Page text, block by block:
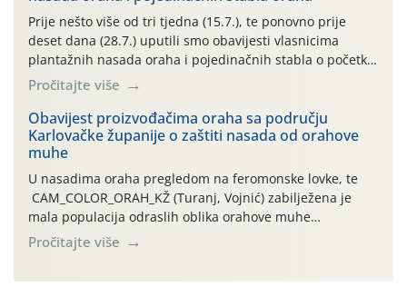
najviše temperature […]
Prije nešto više od tri tjedna (15.7.), te ponovno prije
deset dana (28.7.) uputili smo obavijesti vlasnicima
plantažnih nasada oraha i pojedinačnih stabla o početku
leta i ovogodišnjoj potrebi usmjerenog suzbijanja
orahove muhe (Rhagoletis completa)! Već dvanaest dana
traje drugi ovogodišnji “toplinski udar”, koji naročito
izražen zadnja šest dana (31.7.-05.8.), jer najviše
temperature zraka svakodnevno […]
Pročitajte više
Obavijest proizvođačima oraha sa području
Karlovačke županije o zaštiti nasada od orahove
muhe
U nasadima oraha pregledom na feromonske lovke, te
CAM_COLOR_ORAH_KŽ (Turanj, Vojnić) zabilježena je
mala populacija odraslih oblika orahove muhe
(Rhagoletis completa). Niska brojnost može se objasniti
činjenicom da je riječ o mladim nasadima s vrlo malim
Pročitajte više